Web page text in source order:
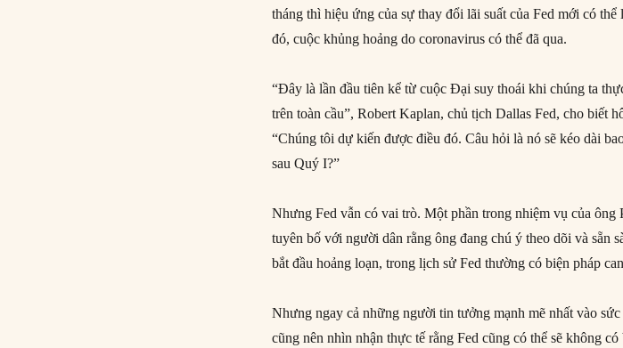
tháng thì hiệu ứng của sự thay đổi lãi suất của Fed mới có
đó, cuộc khủng hoảng do coronavirus có thể đã qua.
“Đây là lần đầu tiên kể từ cuộc Đại suy thoái khi chúng ta
trên toàn cầu”, Robert Kaplan, chủ tịch Dallas Fed, cho biết
“Chúng tôi dự kiến được điều đó. Câu hỏi là nó sẽ kéo dài
sau Quý I?”
Nhưng Fed vẫn có vai trò. Một phần trong nhiệm vụ của ông
tuyên bố với người dân rằng ông đang chú ý theo dõi và sẵn
bắt đầu hoảng loạn, trong lịch sử Fed thường có biện pháp
Nhưng ngay cả những người tin tưởng mạnh mẽ nhất vào
cũng nên nhìn nhận thực tế rằng Fed cũng có thể sẽ không